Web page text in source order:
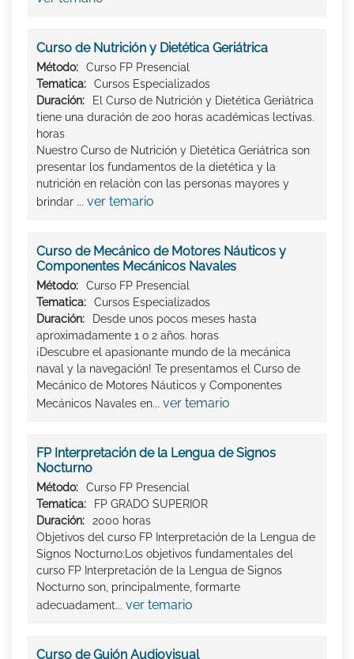
Curso de Nutrición y Dietética Geriátrica
Método:
Curso FP Presencial
Tematica:
Cursos Especializados
Duración:
El Curso de Nutrición y Dietética Geriátrica
tiene una duración de 200 horas académicas lectivas.
horas
Nuestro Curso de Nutrición y Dietética Geriátrica son
presentar los fundamentos de la dietética y la
nutrición en relación con las personas mayores y
brindar ... ver temario
Curso de Mecánico de Motores Náuticos y
Componentes Mecánicos Navales
Método:
Curso FP Presencial
Tematica:
Cursos Especializados
Duración:
Desde unos pocos meses hasta
aproximadamente 1 o 2 años. horas
¡Descubre el apasionante mundo de la mecánica
naval y la navegación! Te presentamos el Curso de
Mecánico de Motores Náuticos y Componentes
Mecánicos Navales en... ver temario
FP Interpretación de la Lengua de Signos
Nocturno
Método:
Curso FP Presencial
Tematica:
FP GRADO SUPERIOR
Duración:
2000 horas
Objetivos del curso FP Interpretación de la Lengua de
Signos Nocturno:Los objetivos fundamentales del
curso FP Interpretación de la Lengua de Signos
Nocturno son, principalmente, formarte
adecuadament... ver temario
Curso de Guión Audiovisual